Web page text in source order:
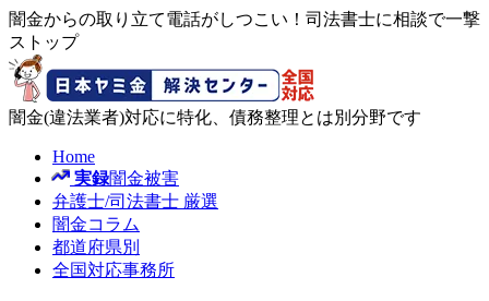
闇金からの取り立て電話がしつこい！司法書士に相談で一撃
ストップ
闇金(違法業者)対応に特化、債務整理とは別分野です
Home
実録闇金被害
弁護士/司法書士 厳選
闇金コラム
都道府県別
全国対応事務所